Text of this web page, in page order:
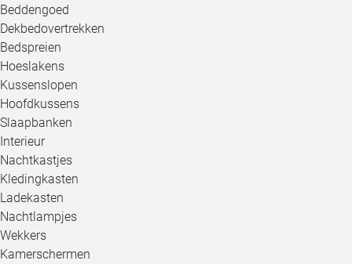
Beddengoed
Dekbedovertrekken
Bedspreien
Hoeslakens
Kussenslopen
Hoofdkussens
Slaapbanken
Interieur
Nachtkastjes
Kledingkasten
Ladekasten
Nachtlampjes
Wekkers
Kamerschermen